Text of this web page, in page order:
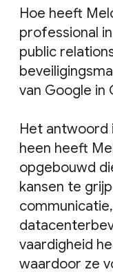
Hoe heeft
professional
public
van Google in
Het antwoord
heen heeft
opgebouwd
kansen te
vaardigheid
waardoor ze